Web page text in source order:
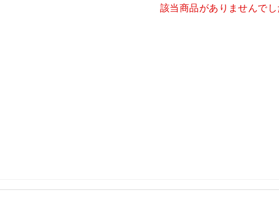
該当商品がありませんでし